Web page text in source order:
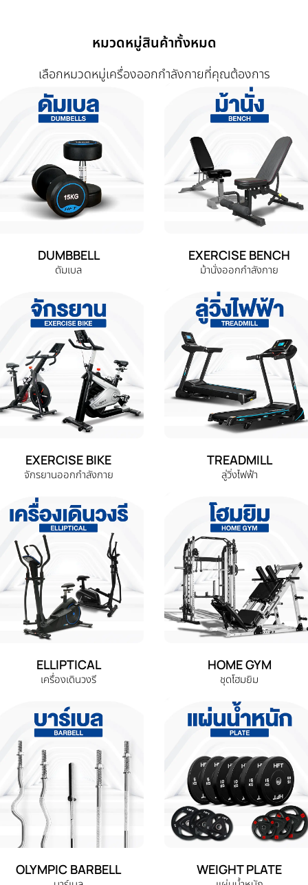
หมวดหมู่สินค้าทั้งหมด
เลือกหมวดหมู่เครื่องออกกำลังกายที่คุณต้องการ
DUMBBELL
ดัมเบล
EXERCISE BENCH
ม้านั่งออกกำลังกาย
EXERCISE BIKE
จักรยานออกกำลังกาย
TREADMILL
ลู่วิ่งไฟฟ้า
ELLIPTICAL
เครื่องเดินวงรี
HOME GYM
ชุดโฮมยิม
OLYMPIC BARBELL WEIGHT PLATE